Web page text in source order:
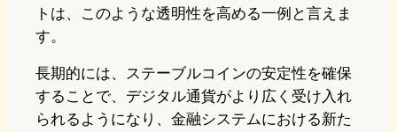
トは、このような透明性を高める一例と言えま
す。
長期的には、ステーブルコインの安定性を確保
することで、デジタル通貨がより広く受け入れ
られるようになり、金融システムにおける新た